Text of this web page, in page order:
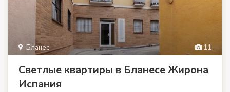
11
Бланес
Светлые квартиры в Бланесе Жирона
Испания